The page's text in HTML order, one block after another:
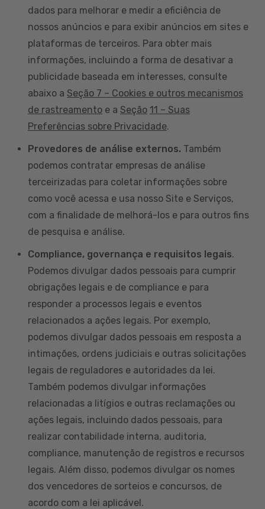
dados para melhorar e medir a eficiência de
nossos anúncios e para exibir anúncios em sites e
plataformas de terceiros. Para obter mais
informações, incluindo a forma de desativar a
publicidade baseada em interesses, consulte
abaixo a Seção 7 – Cookies e outros mecanismos
de rastreamento e a Seção 11 – Suas
Preferências sobre Privacidade.
Provedores de análise externos. Também
podemos contratar empresas de análise
terceirizadas para coletar informações sobre
como você acessa e usa nosso Site e Serviços,
com a finalidade de melhorá-los e para outros fins
de pesquisa e análise.
Compliance, governança e requisitos legais.
Podemos divulgar dados pessoais para cumprir
obrigações legais e de compliance e para
responder a processos legais e eventos
relacionados a ações legais. Por exemplo,
podemos divulgar dados pessoais em resposta a
intimações, ordens judiciais e outras solicitações
legais de reguladores e autoridades da lei.
Também podemos divulgar informações
relacionadas a litígios e outras reclamações ou
ações legais, incluindo dados pessoais, para
realizar contabilidade interna, auditoria,
compliance, manutenção de registros e recursos
legais. Além disso, podemos divulgar os nomes
dos vencedores de sorteios e concursos, de
acordo com a lei aplicável.